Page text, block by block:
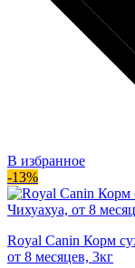
В избранное
-13%
Royal Canin Корм
от 8 месяцев, 3кг